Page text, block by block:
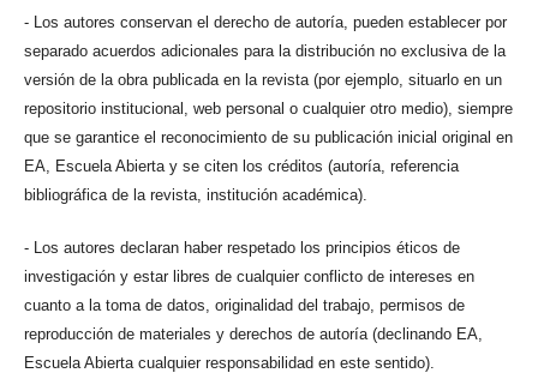
- Los autores conservan el derecho de autoría, pueden establecer por
separado acuerdos adicionales para la distribución no exclusiva de la
versión de la obra publicada en la revista (por ejemplo, situarlo en un
repositorio institucional, web personal o cualquier otro medio), siempre
que se garantice el reconocimiento de su publicación inicial original en
EA, Escuela Abierta y se citen los créditos (autoría, referencia
bibliográfica de la revista, institución académica).
- Los autores declaran haber respetado los principios éticos de
investigación y estar libres de cualquier conflicto de intereses en
cuanto a la toma de datos, originalidad del trabajo, permisos de
reproducción de materiales y derechos de autoría (declinando EA,
Escuela Abierta cualquier responsabilidad en este sentido).